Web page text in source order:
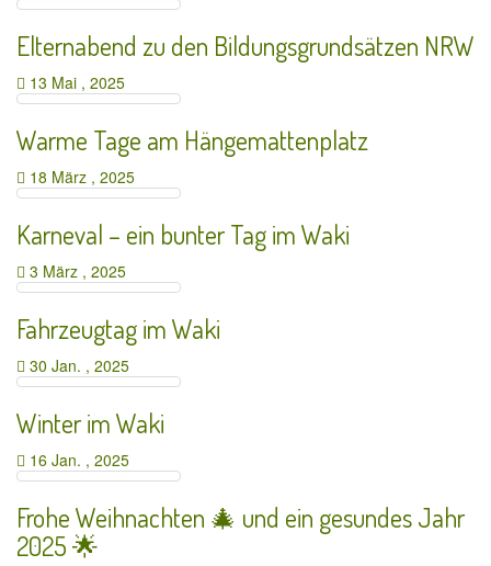
Elternabend zu den Bildungsgrundsätzen NRW
13 Mai , 2025
Warme Tage am Hängemattenplatz
18 März , 2025
Karneval – ein bunter Tag im Waki
3 März , 2025
Fahrzeugtag im Waki
30 Jan. , 2025
Winter im Waki
16 Jan. , 2025
Frohe Weihnachten 🎄 und ein gesundes Jahr
2025 🌟